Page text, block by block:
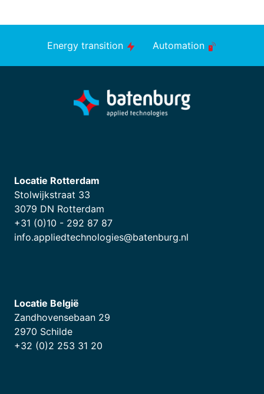
Energy transition Automation
Locatie Rotterdam
Stolwijkstraat 33
3079 DN Rotterdam
+31 (0)10 - 292 87 87
info.appliedtechnologies@batenburg.nl
Locatie België
Zandhovensebaan 29
2970 Schilde
+32 (0)2 253 31 20